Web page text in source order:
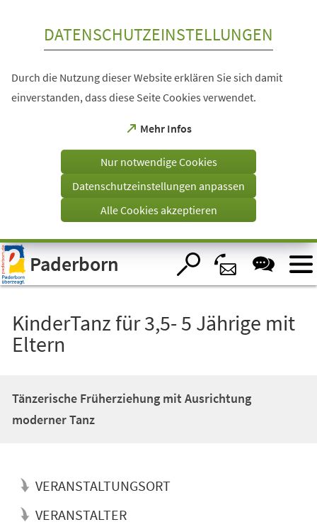
Visuelle
Assistenzsoftware
öffnen.
DATENSCHUTZEINSTELLUNGEN
Durch die Nutzung dieser Website erklären Sie sich damit
einverstanden, dass diese Seite Cookies verwendet.
Mehr Infos
(Öffnet
einem
Tab)
Nur notwendige Cookies
Datenschutzeinstellungen anpassen
Alle Cookies akzeptieren
Paderborn
KinderTanz für 3,5- 5 Jährige mit
Eltern
Tänzerische Früherziehung mit Ausrichtung
moderner Tanz
VERANSTALTUNGSORT
VERANSTALTER